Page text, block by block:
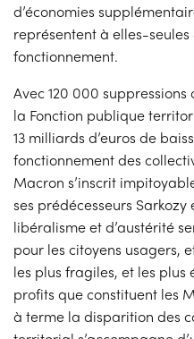
d’économies
représentent à elles-
fonctionnement.
Avec 120 000
la Fonction publique
13 milliards d’euros de
fonctionnement des
Macron s’inscrit
ses prédécesseurs
libéralisme et d’austérité
pour les citoyens usagers,
les plus fragiles, et les plus
profits que constituent les
à terme la disparition des